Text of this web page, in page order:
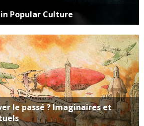
in Popular Culture
le passé ? Imaginaires et